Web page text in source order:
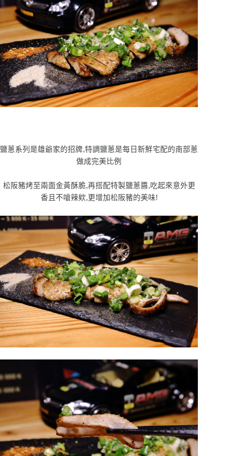
鹽蔥系列是雄爺家的招牌,特調鹽蔥是每日新鮮宅配的南部蔥
做成完美比例
松阪豬烤至兩面金黃酥脆,再搭配特製鹽蔥醬,吃起來意外更
香且不嗆辣欸,更增加松阪豬的美味!